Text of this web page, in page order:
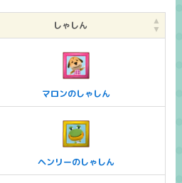
しゃしん
マロンのしゃしん
ヘンリーのしゃしん